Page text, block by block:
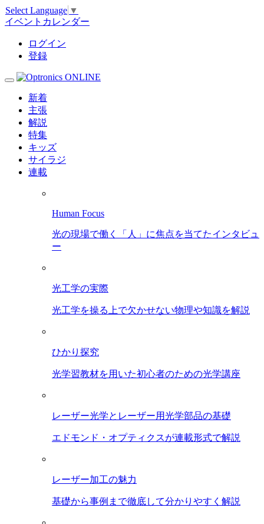
Select Language ▼
イベントカレンダー
ログイン
登録
新着
主張
解説
特集
キッズ
サイラジ
連載
Human Focus
光の現場で働く「人」に焦点を当てたインタビュ
ー
光工学の実際
光工学を操る上で欠かせない物理や知識を解説
ひかり探究
光学習教材を用いた初心者のための光学講座
レーザー光学とレーザー用光学部品の基礎
エドモンド・オプティクスが連載形式で解説
レーザー加工の魅力
基礎から事例まで徹底して分かりやすく解説